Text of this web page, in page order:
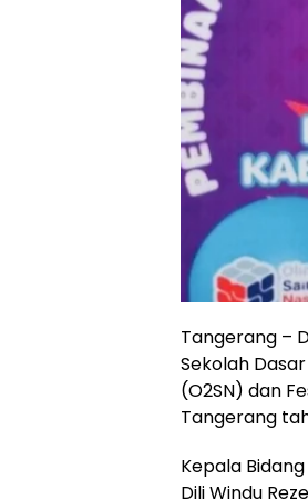
Tangerang –
Sekolah
(O2SN) dan
Tangerang
Kepala
Dili Windu